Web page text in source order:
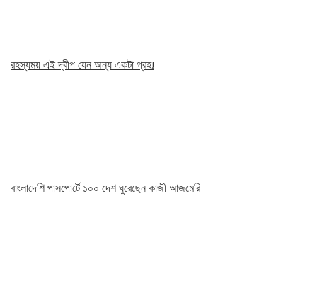
রহস্যময় এই দ্বীপ যেন অন্য একটা গ্রহ!
বাংলাদেশি পাসপোর্টে ১০০ দেশ ঘুরেছেন কাজী আজমেরি